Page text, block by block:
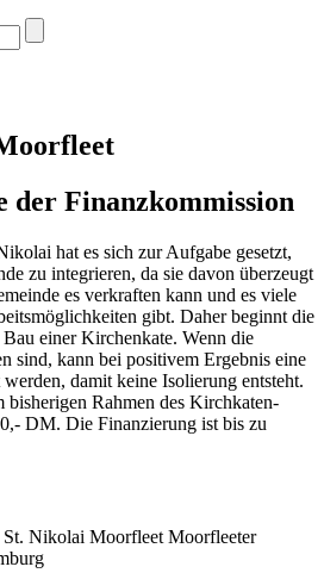
der Finanzkommission
hat es sich zur Aufgabe gesetzt,
zu integrieren, da sie davon überzeugt
es verkraften kann und es viele
gibt. Daher beginnt die
einer Kirchenkate. Wenn die
sind, kann bei positivem Ergebnis eine
damit keine Isolierung entsteht.
bisherigen Rahmen des Kirchkaten-
DM. Die Finanzierung ist bis zu
St. Nikolai Moorfleet Moorfleeter